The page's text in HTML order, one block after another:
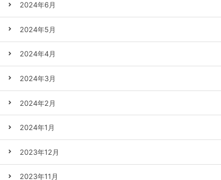
2024年6月
2024年5月
2024年4月
2024年3月
2024年2月
2024年1月
2023年12月
2023年11月